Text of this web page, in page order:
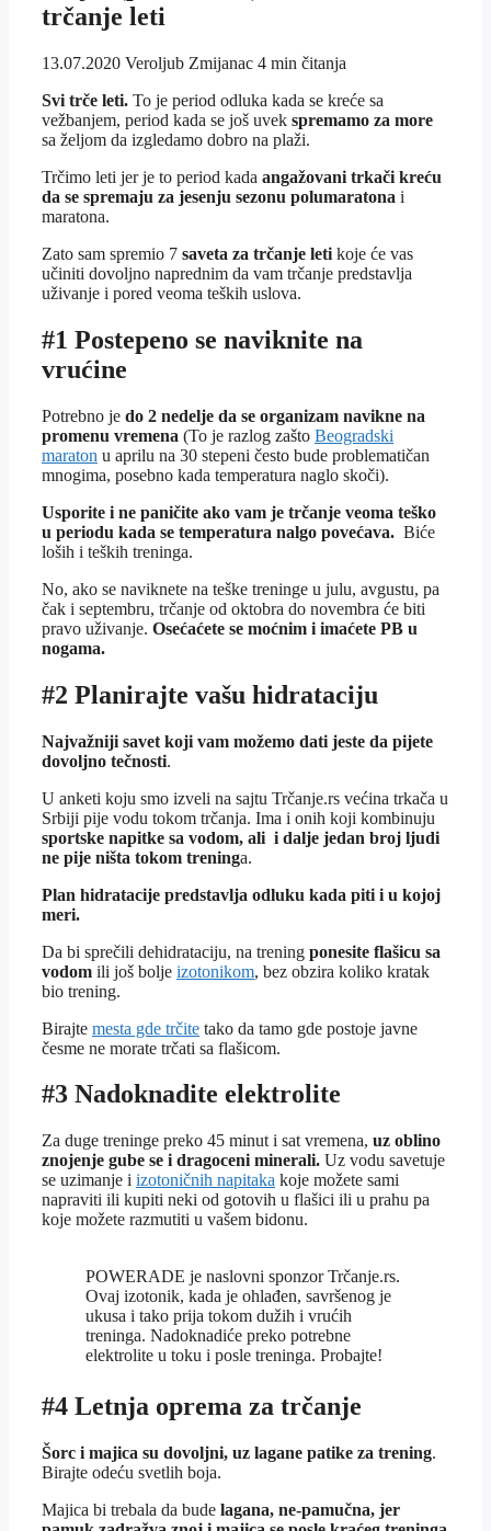
trčanje leti
13.07.2020 Veroljub Zmijanac 4 min čitanja
Svi trče leti. To je period odluka kada se kreće sa
vežbanjem, period kada se još uvek spremamo za more
sa željom da izgledamo dobro na plaži.
Trčimo leti jer je to period kada angažovani trkači kreću
da se spremaju za jesenju sezonu polumaratona i
maratona.
Zato sam spremio 7 saveta za trčanje leti koje će vas
učiniti dovoljno naprednim da vam trčanje predstavlja
uživanje i pored veoma teških uslova.
#1 Postepeno se naviknite na
vrućine
Potrebno je do 2 nedelje da se organizam navikne na
promenu vremena (To je razlog zašto Beogradski
maraton u aprilu na 30 stepeni često bude problematičan
mnogima, posebno kada temperatura naglo skoči).
Usporite i ne paničite ako vam je trčanje veoma teško
u periodu kada se temperatura nalgo povećava. Biće
loših i teških treninga.
No, ako se naviknete na teške treninge u julu, avgustu, pa
čak i septembru, trčanje od oktobra do novembra će biti
pravo uživanje. Osećaćete se moćnim i imaćete PB u
nogama.
#2 Planirajte vašu hidrataciju
Najvažniji savet koji vam možemo dati jeste da pijete
dovoljno tečnosti.
U anketi koju smo izveli na sajtu Trčanje.rs većina trkača u
Srbiji pije vodu tokom trčanja. Ima i onih koji kombinuju
sportske napitke sa vodom, ali i dalje jedan broj ljudi
ne pije ništa tokom treninga.
Plan hidratacije predstavlja odluku kada piti i u kojoj
meri.
Da bi sprečili dehidrataciju, na trening ponesite flašicu sa
vodom ili još bolje izotonikom, bez obzira koliko kratak
bio trening.
Birajte mesta gde trčite tako da tamo gde postoje javne
česme ne morate trčati sa flašicom.
#3 Nadoknadite elektrolite
Za duge treninge preko 45 minut i sat vremena, uz oblino
znojenje gube se i dragoceni minerali. Uz vodu savetuje
se uzimanje i izotoničnih napitaka koje možete sami
napraviti ili kupiti neki od gotovih u flašici ili u prahu pa
koje možete razmutiti u vašem bidonu.
POWERADE je naslovni sponzor Trčanje.rs.
Ovaj izotonik, kada je ohlađen, savršenog je
ukusa i tako prija tokom dužih i vrućih
treninga. Nadoknadiće preko potrebne
elektrolite u toku i posle treninga. Probajte!
#4 Letnja oprema za trčanje
Šorc i majica su dovoljni, uz lagane patike za trening.
Birajte odeću svetlih boja.
Majica bi trebala da bude lagana, ne-pamučna, jer